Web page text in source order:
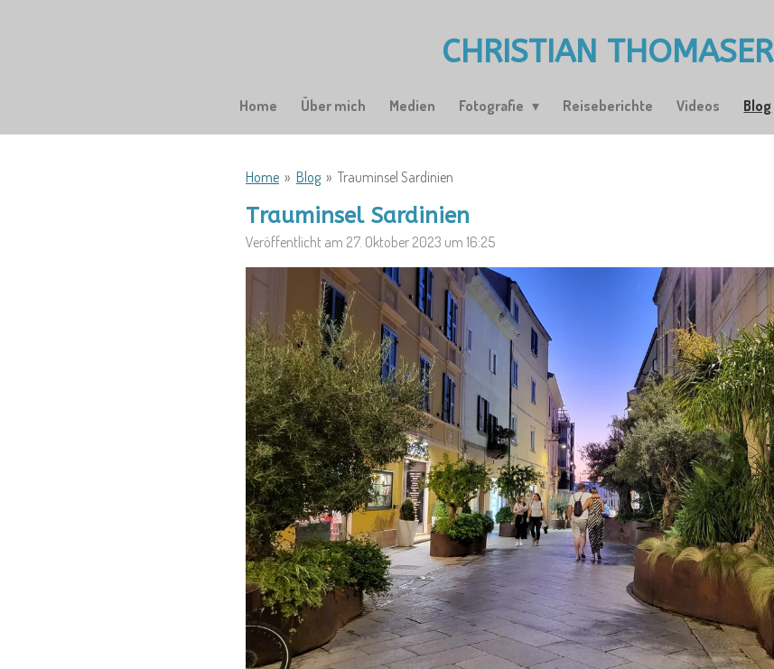
CHRISTIAN THOMASER
Home Über mich Medien Fotografie Reiseberichte Videos Blog
Home » Blog » Trauminsel Sardinien
Trauminsel Sardinien
Veröffentlicht am 27. Oktober 2023 um 16:25